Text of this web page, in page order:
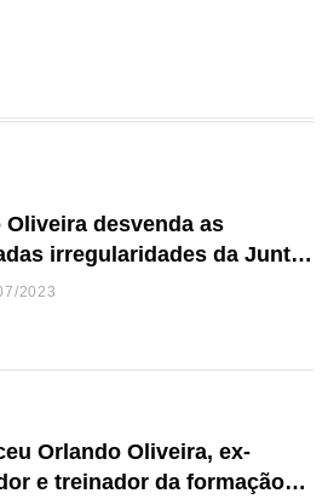
Oliveira desvenda as
irregularidades da Junta
S. João de Ver
2023
Orlando Oliveira, ex-
e treinador da formação